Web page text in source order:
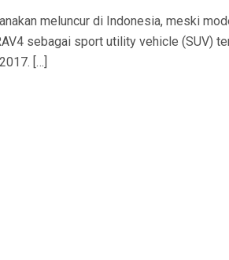
meluncur di Indonesia, meski
sebagai sport utility vehicle (SUV)
[…]